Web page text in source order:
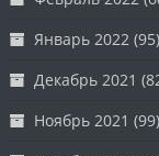
Январь 2022 (95)
Декабрь 2021
Ноябрь 2021 (99)